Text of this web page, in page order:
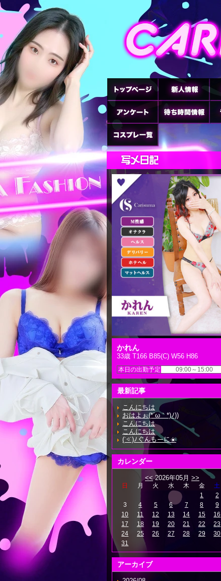
かれん
33歳 T166 B85(C) W56 H86
本日の出勤予定 09:00～15:00
最新記事
こんにちは
おはよぉ(*´ω｀*)ﾉ))
こんにちは
こんにちは
(˙◁˙)ﾉぐんもーに☀️
カレンダー
<< 2026年05月 >>
日 月 火 水 木 金
土
1
2
3
4 5 6 7 8
9
10
11 12 13 14 15
16
17
18 19 20 21 22
23
24
25 26 27 28 29
30
31
アーカイブ